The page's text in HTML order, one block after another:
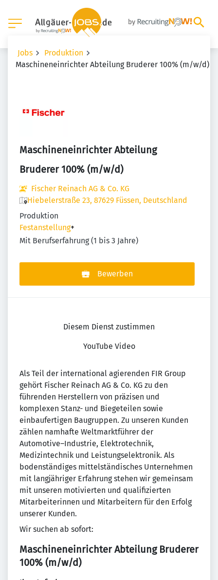
Jobs
Produktion
Maschineneinrichter Abteilung Bruderer 100% (m/w/d)
Maschineneinrichter Abteilung
Bruderer 100% (m/w/d)
Fischer Reinach AG & Co. KG
Hiebelerstraße 23, 87629 Füssen, Deutschland
Produktion
Festanstellung+
Mit Berufserfahrung (1 bis 3 Jahre)
Bewerben
Diesem Dienst zustimmen
YouTube Video
Als Teil der international agierenden FIR Group
gehört Fischer Reinach AG & Co. KG zu den
führenden Herstellern von präzisen und
komplexen Stanz- und Biegeteilen sowie
einbaufertigen Baugruppen. Zu unseren Kunden
zählen namhafte Weltmarktführer der
Automotive–Industrie, Elektrotechnik,
Medizintechnik und Leistungselektronik. Als
bodenständiges mittelständisches Unternehmen
mit langjähriger Erfahrung stehen wir gemeinsam
mit unseren motivierten und qualifizierten
Mitarbeiterinnen und Mitarbeitern für den Erfolg
unserer Kunden.
Wir suchen ab sofort:
Maschineneinrichter Abteilung Bruderer
100% (m/w/d)